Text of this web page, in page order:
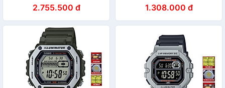
2.755.500 đ 1.308.000 đ